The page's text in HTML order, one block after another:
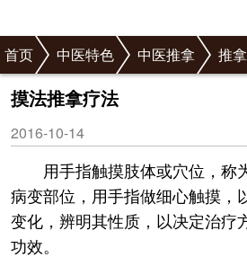
首页 中医特色 中医推拿 推
摸法推拿疗法
2016-10-14
用手指触摸肢体或穴位，称
病变部位，用手指做细心触摸，
变化，辨明其性质，以决定治疗
功效。